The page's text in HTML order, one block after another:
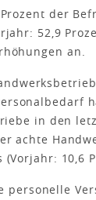
der
52,9
an.
in den
achte
10,6
personelle